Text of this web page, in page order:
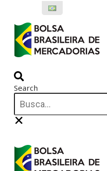
conteúdo
Search